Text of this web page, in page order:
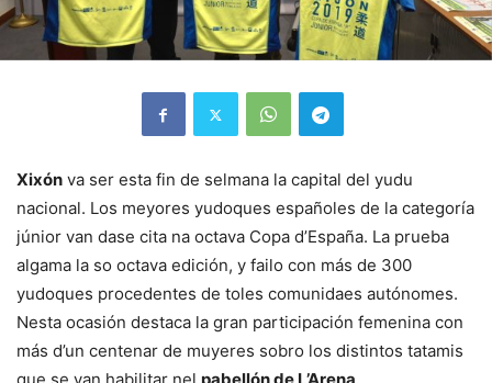
Xixón va ser esta fin de selmana la capital del yudu
nacional. Los meyores yudoques españoles de la categoría
júnior van dase cita na octava Copa d’España. La prueba
algama la so octava edición, y failo con más de 300
yudoques procedentes de toles comunidaes autónomes.
Nesta ocasión destaca la gran participación femenina con
más d’un centenar de muyeres sobro los distintos tatamis